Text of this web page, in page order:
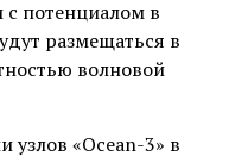
с потенциалом в
размещаться в
волновой
узлов «Ocean-3» в